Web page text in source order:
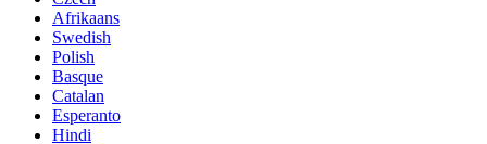
Afrikaans
Swedish
Polish
Basque
Catalan
Esperanto
Hindi